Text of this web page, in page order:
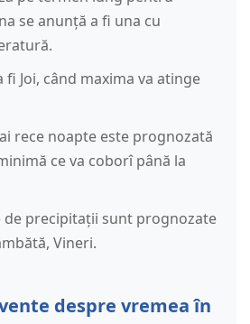
se anunță a fi una cu
fi Joi, când maxima va atinge
rece noapte este prognozată
ce va coborî până la
de precipitații sunt prognozate
Vineri.
despre vremea în